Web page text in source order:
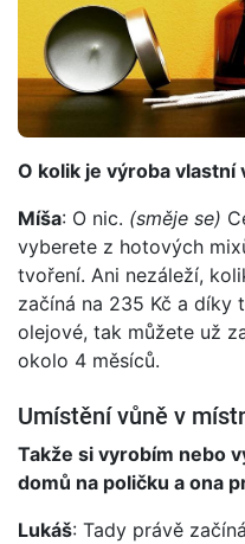
O kolik je výroba vlastní
Míša: O nic. (směje se)
vyberete z hotových
tvoření. Ani nezáleží,
začíná na 235 Kč a díky
olejové, tak můžete už
okolo 4 měsíců.
Umístění vůně v
Takže si vyrobím nebo
domů na poličku a ona
Lukáš: Tady právě